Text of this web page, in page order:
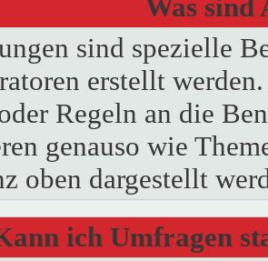
Was sind
sind spezielle
erstellt
Regeln an die
genauso wie
oben dargestellt
ich Umfragen